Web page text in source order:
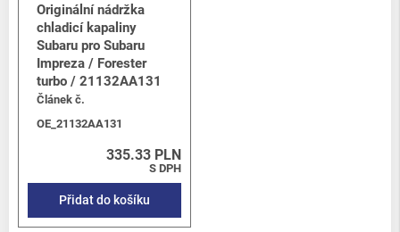
Originální nádržka
chladicí kapaliny
Subaru pro Subaru
Impreza / Forester
turbo / 21132AA131
Článek č.
OE_21132AA131
335.33 PLN
S DPH
Přidat do košíku